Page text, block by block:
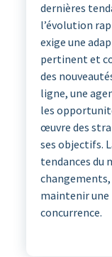
dernières
l’évolution
exige une
pertinent et
des
ligne, une
les
œuvre des
ses objectifs.
tendances du
changements,
maintenir une
concurrence.